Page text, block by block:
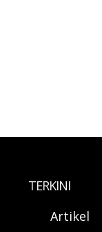
TERKINI
Artikel